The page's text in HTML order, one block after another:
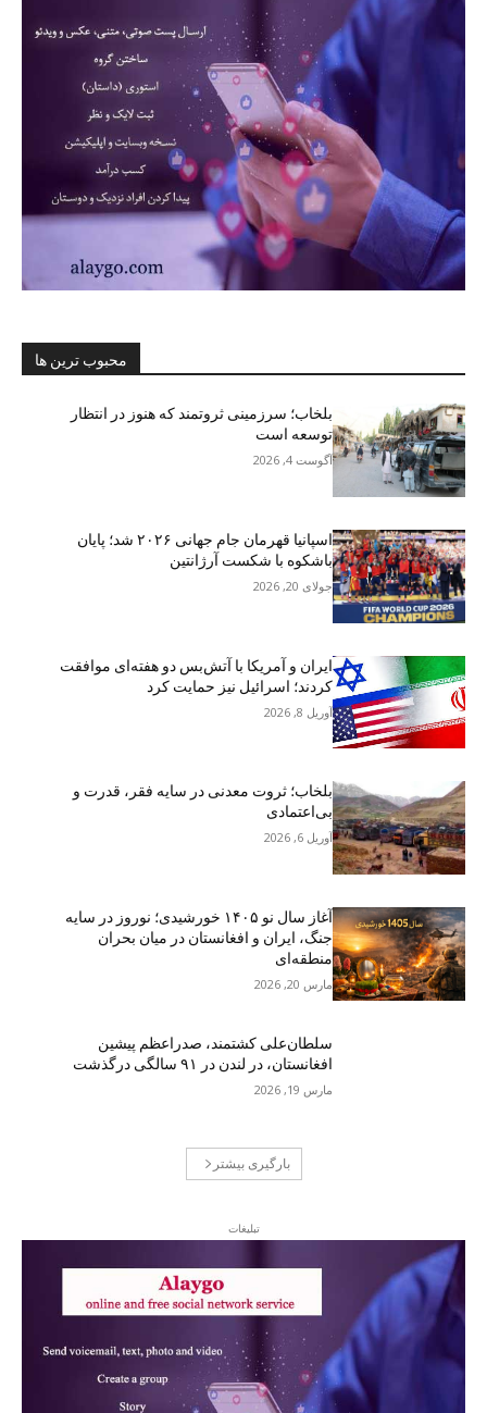
محبوب ترین ها
بلخاب؛ سرزمینی ثروتمند که هنوز در انتظار
توسعه است
آگوست 4, 2026
اسپانیا قهرمان جام جهانی ۲۰۲۶ شد؛ پایان
باشکوه با شکست آرژانتین
جولای 20, 2026
ایران و آمریکا با آتش‌بس دو هفته‌ای موافقت
کردند؛ اسرائیل نیز حمایت کرد
آوریل 8, 2026
بلخاب؛ ثروت معدنی در سایه فقر، قدرت و
بی‌اعتمادی
آوریل 6, 2026
آغاز سال نو ۱۴۰۵ خورشیدی؛ نوروز در سایه
جنگ، ایران و افغانستان در میان بحران
منطقه‌ای
مارس 20, 2026
سلطان‌علی کشتمند، صدراعظم پیشین
افغانستان، در لندن در ۹۱ سالگی درگذشت
مارس 19, 2026
بارگیری بیشتر
تبلیغات